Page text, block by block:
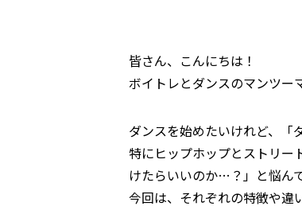
皆さん、こんにちは！
ボイトレとダンスのマンツー
ダンスを始めたいけれど、「
特にヒップホップとストリー
けたらいいのか…？」と悩ん
今回は、それぞれの特徴や違